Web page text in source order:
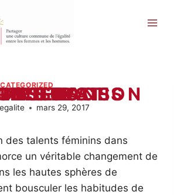
GAGE DE SUCCES POUR LES ENTREPRISES
mars 29, 2017
des talents féminins dans
un véritable changement de
les hautes sphères de
bousculer les habitudes de